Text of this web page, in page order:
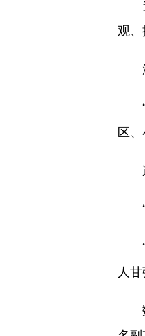
遵
观、
游
“
区
遵
“
“
人
数